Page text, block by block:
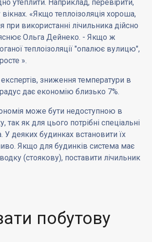
утеплити. Наприклад, перевірити,
«Якщо теплоізоляція хороша,
при використанні лічильника дійсно
Ольга Дейнеко. - Якщо ж
теплоізоляції "опалює вулицю",
».
зниження температури в
дає економію близько 7%.
може бути недоступною в
як для цього потрібні спеціальні
У деяких будинках встановити їх
Якщо для будинків система має
(стоякову), поставити лічильник
побутову